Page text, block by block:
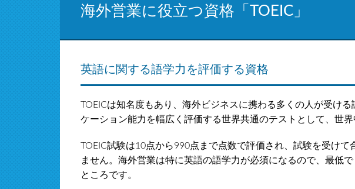
海外営業に役立つ資格「TOEIC」
英語に関する語学力を評価する資格
TOEICは知名度もあり、海外ビジネスに携わる多くの人が受け
ケーション能力を幅広く評価する世界共通のテストとして、世界
TOEIC試験は10点から990点まで点数で評価され、試験を受けて
ません。海外営業は特に英語の語学力が必須になるので、最低
ところです。